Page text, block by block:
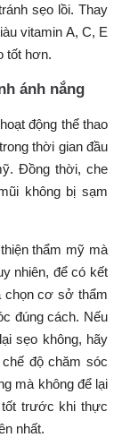
sẹo lồi. Thay
vitamin A, C, E
tốt hơn.
ánh nắng
động thể thao
thời gian đầu
Đồng thời, che
không bị sạm
thẩm mỹ mà
nhiên, để có kết
chọn cơ sở thẩm
đúng cách. Nếu
sẹo không, hãy
độ chăm sóc
mà không để lại
trước khi thực
nhất.